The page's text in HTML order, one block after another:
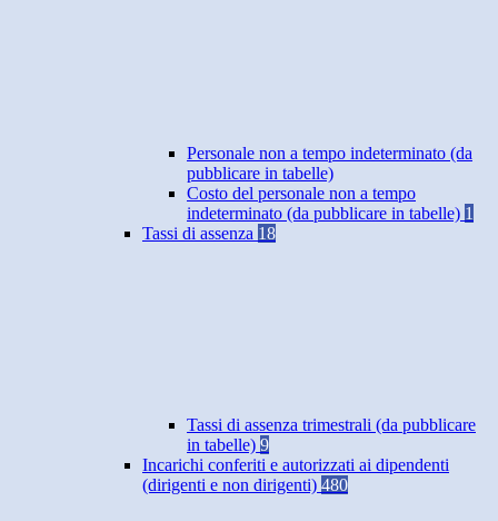
Personale non a tempo indeterminato (da
pubblicare in tabelle)
Costo del personale non a tempo
indeterminato (da pubblicare in tabelle) 1
Tassi di assenza 18
Tassi di assenza trimestrali (da pubblicare
in tabelle) 9
Incarichi conferiti e autorizzati ai dipendenti
(dirigenti e non dirigenti) 480